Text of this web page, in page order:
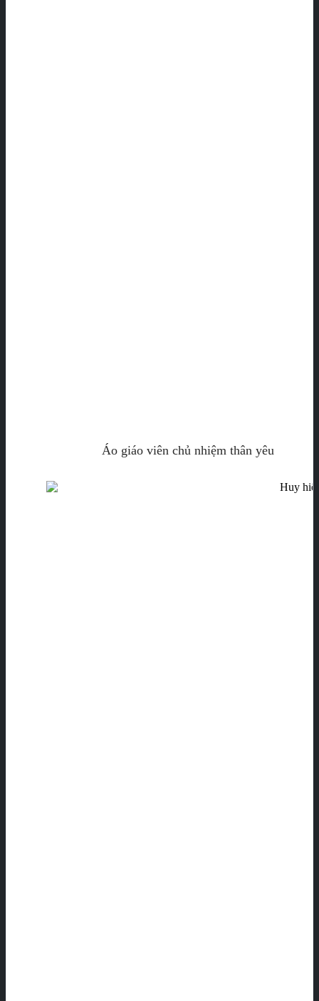
Áo giáo viên chủ nhiệm thân yêu